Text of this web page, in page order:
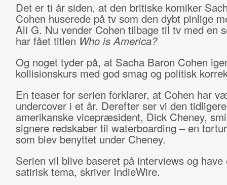
Det er ti år siden, at den britiske komiker
Cohen huserede på tv som den dybt pinlige
Ali G. Nu vender Cohen tilbage til tv med en
har fået titlen Who is America?
Og noget tyder på, at Sacha Baron Cohen
kollisionskurs med god smag og politisk
En teaser for serien forklarer, at Cohen har
undercover i et år. Derefter ser vi den tidligere
amerikanske vicepræsident, Dick Cheney,
signere redskaber til waterboarding – en
som blev benyttet under Cheney.
Serien vil blive baseret på interviews og have
satirisk tema, skriver IndieWire.